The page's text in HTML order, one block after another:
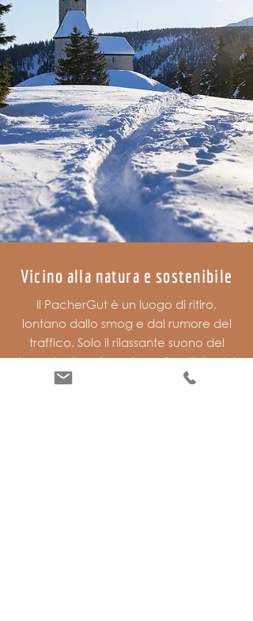
Vicino alla natura e sostenibile
Il PacherGut è un luogo di ritiro,
lontano dallo smog e dal rumore del
traffico. Solo il rilassante suono del
torrente, il profumo inconfondibile del
legno e il sole che illumina la stanza al